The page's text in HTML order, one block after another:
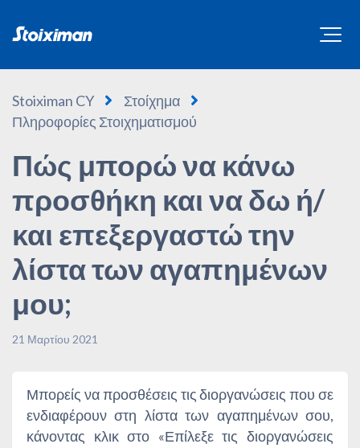
Stoiximan CY
Στοίχημα
Πληροφορίες Στοιχηματισμού
Πώς μπορώ να κάνω
προσθήκη και να δω ή/
και επεξεργαστώ την
λίστα των αγαπημένων
μου;
21 Μαρτίου 2021
Μπορείς να προσθέσεις τις διοργανώσεις που σε
ενδιαφέρουν στη λίστα των αγαπημένων σου,
κάνοντας κλικ στο «Επίλεξε τις διοργανώσεις